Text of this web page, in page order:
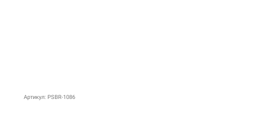
Артикул: PSBR-1086